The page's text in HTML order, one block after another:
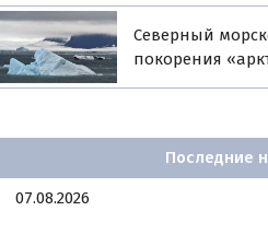
Северный
покорения
Последние
07.08.2026